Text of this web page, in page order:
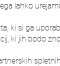
lahko
ki si ga
ki jih bodo